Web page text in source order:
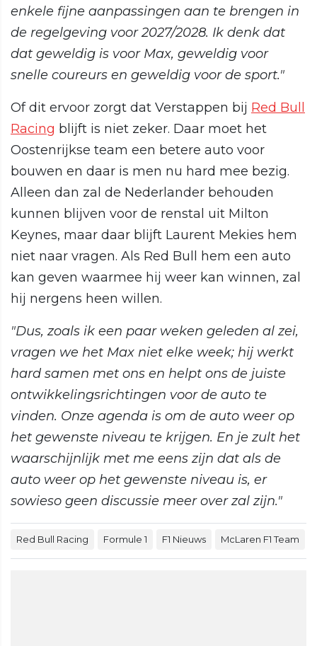
enkele fijne aanpassingen aan te brengen in
de regelgeving voor 2027/2028. Ik denk dat
dat geweldig is voor Max, geweldig voor
snelle coureurs en geweldig voor de sport."
Of dit ervoor zorgt dat Verstappen bij Red Bull
Racing blijft is niet zeker. Daar moet het
Oostenrijkse team een betere auto voor
bouwen en daar is men nu hard mee bezig.
Alleen dan zal de Nederlander behouden
kunnen blijven voor de renstal uit Milton
Keynes, maar daar blijft Laurent Mekies hem
niet naar vragen. Als Red Bull hem een auto
kan geven waarmee hij weer kan winnen, zal
hij nergens heen willen.
"Dus, zoals ik een paar weken geleden al zei,
vragen we het Max niet elke week; hij werkt
hard samen met ons en helpt ons de juiste
ontwikkelingsrichtingen voor de auto te
vinden. Onze agenda is om de auto weer op
het gewenste niveau te krijgen. En je zult het
waarschijnlijk met me eens zijn dat als de
auto weer op het gewenste niveau is, er
sowieso geen discussie meer over zal zijn."
Red Bull Racing Formule 1 F1 Nieuws McLaren F1 Team